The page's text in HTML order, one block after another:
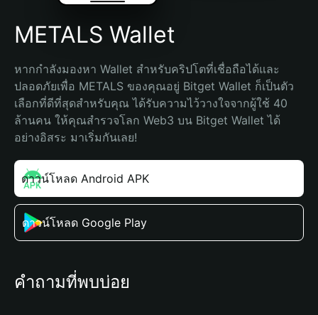
METALS Wallet
หากกำลังมองหา Wallet สำหรับคริปโตที่เชื่อถือได้และ
ปลอดภัยเพื่อ METALS ของคุณอยู่ Bitget Wallet ก็เป็นตัว
เลือกที่ดีที่สุดสำหรับคุณ ได้รับความไว้วางใจจากผู้ใช้ 40
ล้านคน ให้คุณสำรวจโลก Web3 บน Bitget Wallet ได้
อย่างอิสระ มาเริ่มกันเลย!
ดาวน์โหลด Android APK
ดาวน์โหลด Google Play
คำถามที่พบบ่อย